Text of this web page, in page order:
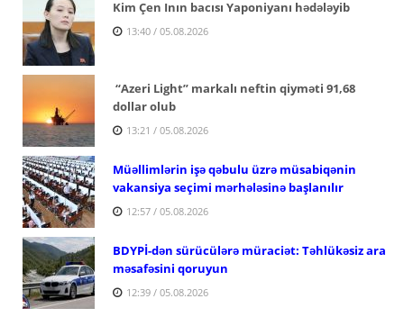
Kim Çen Inın bacısı Yaponiyanı hədələyib
13:40 / 05.08.2026
“Azeri Light” markalı neftin qiyməti 91,68
dollar olub
13:21 / 05.08.2026
Müəllimlərin işə qəbulu üzrə müsabiqənin
vakansiya seçimi mərhələsinə başlanılır
12:57 / 05.08.2026
BDYPİ-dən sürücülərə müraciət: Təhlükəsiz ara
məsafəsini qoruyun
12:39 / 05.08.2026